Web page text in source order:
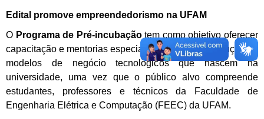
Edital promove empreendedorismo na UFAM
O Programa de Pré-incubação tem como objetivo oferecer
capacitação e mentorias especializadas para a execução de
modelos de negócio tecnológicos que nascem na
universidade, uma vez que o público alvo compreende
estudantes, professores e técnicos da Faculdade de
Engenharia Elétrica e Computação (FEEC) da UFAM.